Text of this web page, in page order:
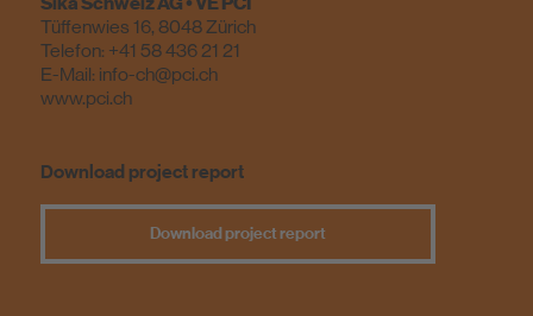
Tüffenwies 16, 8048 Zürich
Telefon: +41 58 436 21 21
E-Mail: info-ch@pci.ch
www.pci.ch
Download project report
Download project report